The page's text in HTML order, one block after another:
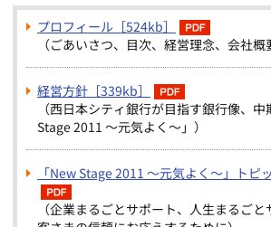
プロフィール［524kb］
（ごあいさつ、目次、経営理念、会社概
経営方針［339kb］
（西日本シティ銀行が目指す銀行像、
Stage 2011 ～元気よく～」）
「New Stage 2011 ～元気よく～」トピ
（企業まるごとサポート、人生まるご